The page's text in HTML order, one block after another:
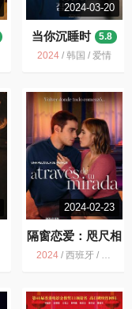
2024-03-20
当你沉睡时
5.8
2024/ 韩国 / 爱情
2024-02-23
隔窗恋爱：咫尺相
望
5.7
2024 /西班牙 / 剧情 喜剧 爱情